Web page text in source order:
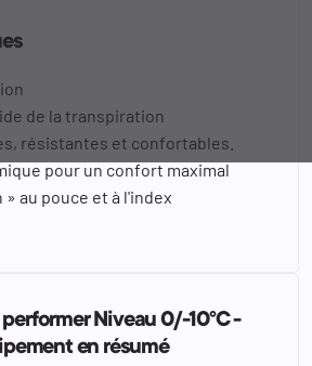
de la transpiration
résistantes et confortables.
pour un confort maximal
» au pouce et à l'index
Niveau 0/-10°C -
en résumé